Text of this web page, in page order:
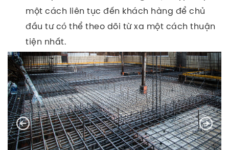
một cách liên tục đến khách hàng để chủ
đầu tư có thể theo dõi từ xa một cách thuận
tiện nhất.